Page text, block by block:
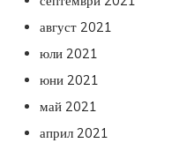
август 2021
юли 2021
юни 2021
май 2021
април 2021